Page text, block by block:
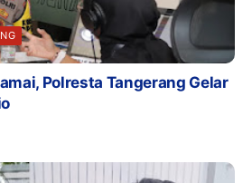
Polresta Tangerang Gelar